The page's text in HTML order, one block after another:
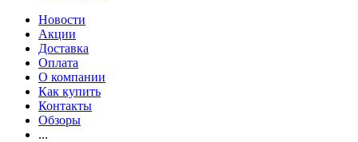
Новости
Акции
Доставка
Оплата
О компании
Как купить
Контакты
Обзоры
...